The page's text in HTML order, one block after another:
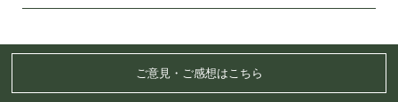
ご意見・ご感想はこちら